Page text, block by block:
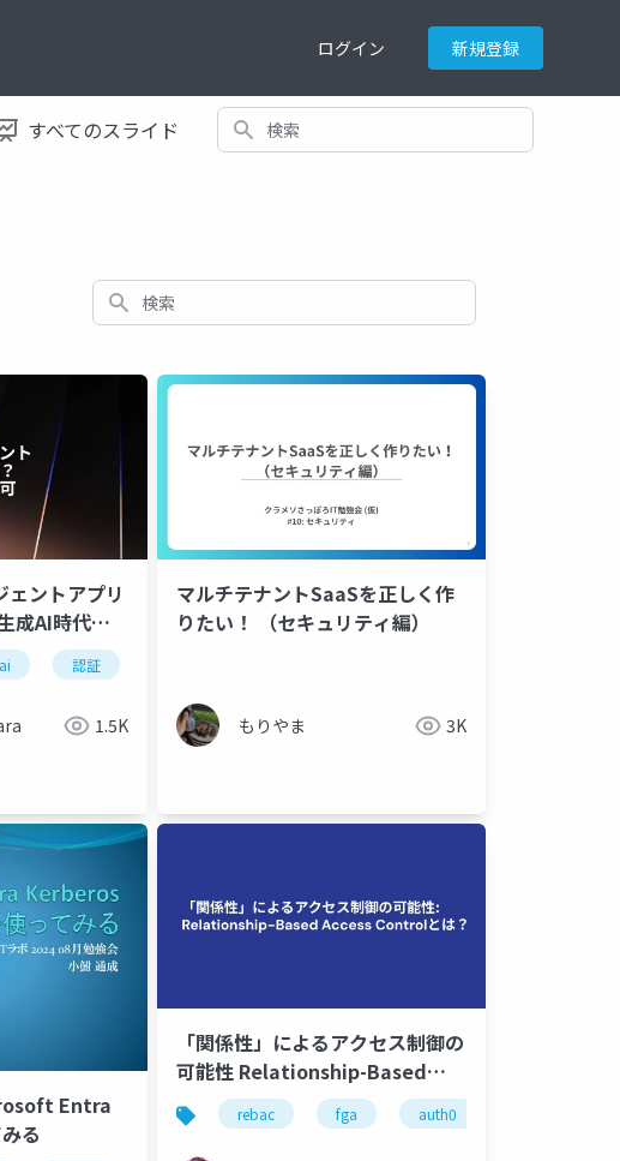
ログイン 新規登録
すべてのスライド 検索
検索
ェントアプリ
成AI時代の
ai 認証
1.5K
マルチテナントSaaSを正しく作
りたい！ （セキュリティ編）
もりやま 3K
Entra
る
「関係性」によるアクセス制御の
可能性 Relationship-Based
Access Controlとは？
rebac fga auth0